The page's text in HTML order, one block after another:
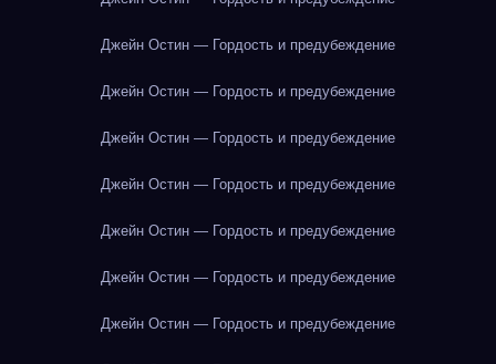
Джейн Остин — Гордость и предубеждение
Джейн Остин — Гордость и предубеждение
Джейн Остин — Гордость и предубеждение
Джейн Остин — Гордость и предубеждение
Джейн Остин — Гордость и предубеждение
Джейн Остин — Гордость и предубеждение
Джейн Остин — Гордость и предубеждение